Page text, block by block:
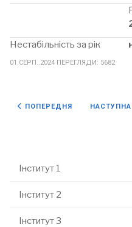
Нестабільність за рік
01.СЕРП..2024 ПЕРЕГЛЯДИ: 5682
ПОПЕРЕДНЯ СТАТТЯ: ВІДДІЛ
ПОПЕРЕДНЯ НАСТУПНА
НАСТУПНА
Інститут 1
Інститут 2
Інститут 3